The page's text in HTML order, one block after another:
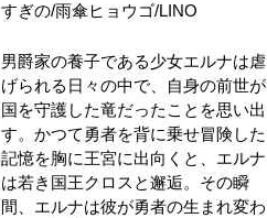
すぎの/雨傘ヒョウゴ/LINO
男爵家の養子である少女エルナは虐
げられる日々の中で、自身の前世が
国を守護した竜だったことを思い出
す。かつて勇者を背に乗せ冒険した
記憶を胸に王宮に出向くと、エルナ
は若き国王クロスと邂逅。その瞬
間、エルナは彼が勇者の生まれ変わ